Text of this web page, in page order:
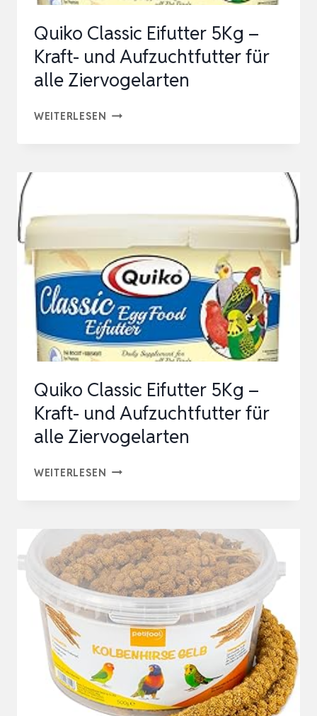
NATUR
Quiko Classic Eifutter 5Kg –
Kraft- und Aufzuchtfutter für
alle Ziervogelarten
WEITERLESEN QUIKO
AUFZUCHTFUTTER
FÜR
ALLE
ZIERVOGELARTEN
Quiko Classic Eifutter 5Kg –
Kraft- und Aufzuchtfutter für
alle Ziervogelarten
WEITERLESEN QUIKO
5KG
–
KRAFT-
UND
AUFZUCHTFUTTER
FÜR
ALLE
ZIERVOGELARTEN